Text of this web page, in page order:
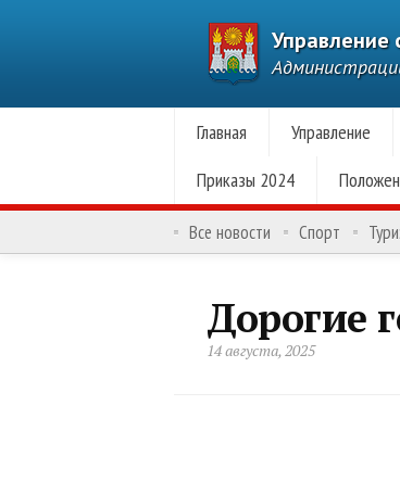
Управление
Главная Управление
Приказы 2024
Все новости Спорт
Дорогие
14 августа, 2025